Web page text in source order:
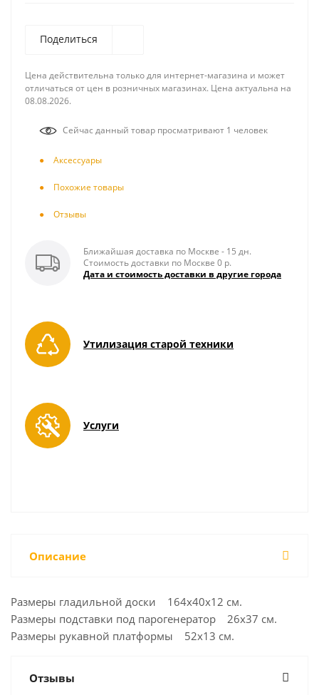
Поделиться
Цена действительна только для интернет-магазина и может
отличаться от цен в розничных магазинах. Цена актуальна на
08.08.2026.
Сейчас данный товар просматривают 1 человек
Аксесcуары
Похожие товары
Отзывы
Ближайшая доставка по Москве - 15 дн.
Стоимость доставки по Москве 0 р.
Дата и стоимость доставки в другие города
Утилизация старой техники
Услуги
Описание
Размеры гладильной доски 164х40х12 см.
Размеры подставки под парогенератор 26х37 см.
Размеры рукавной платформы 52х13 см.
Отзывы